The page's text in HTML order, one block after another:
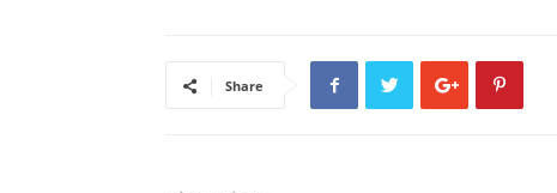
Share